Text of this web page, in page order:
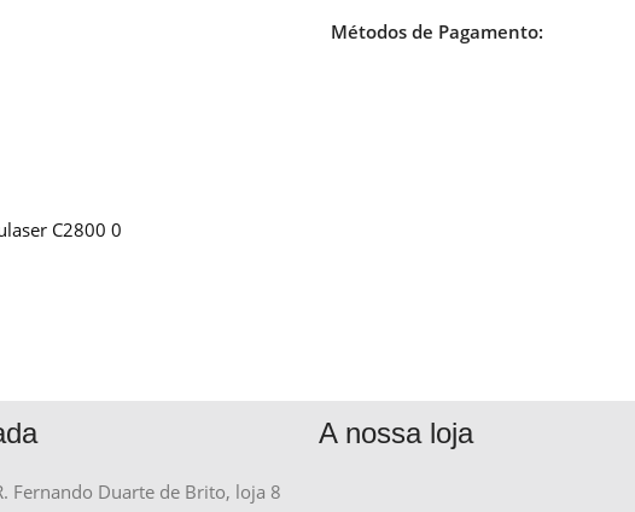
Métodos de Pagamento:
C2800 0
Fernando Duarte de Brito, loja 8
A nossa loja